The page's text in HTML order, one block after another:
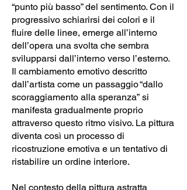
“punto più basso” del sentimento. Con il
progressivo schiarirsi dei colori e il
fluire delle linee, emerge all’interno
dell’opera una svolta che sembra
svilupparsi dall’interno verso l’esterno.
Il cambiamento emotivo descritto
dall’artista come un passaggio “dallo
scoraggiamento alla speranza” si
manifesta gradualmente proprio
attraverso questo ritmo visivo. La pittura
diventa così un processo di
ricostruzione emotiva e un tentativo di
ristabilire un ordine interiore.
Nel contesto della pittura astratta